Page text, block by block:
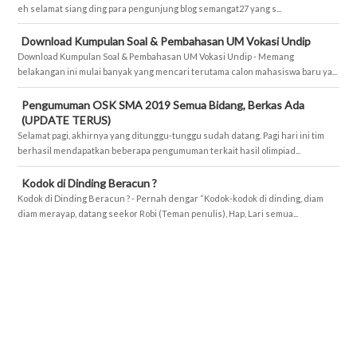
eh selamat siang ding para pengunjung blog semangat27 yang s...
Download Kumpulan Soal & Pembahasan UM Vokasi Undip
Download Kumpulan Soal & Pembahasan UM Vokasi Undip - Memang
belakangan ini mulai banyak yang mencari terutama calon mahasiswa baru ya...
Pengumuman OSK SMA 2019 Semua Bidang, Berkas Ada
(UPDATE TERUS)
Selamat pagi, akhirnya yang ditunggu-tunggu sudah datang. Pagi hari ini tim
berhasil mendapatkan beberapa pengumuman terkait hasil olimpiad...
Kodok di Dinding Beracun ?
Kodok di Dinding Beracun ? - Pernah dengar “Kodok-kodok di dinding, diam
diam merayap, datang seekor Robi (Teman penulis), Hap, Lari semua...